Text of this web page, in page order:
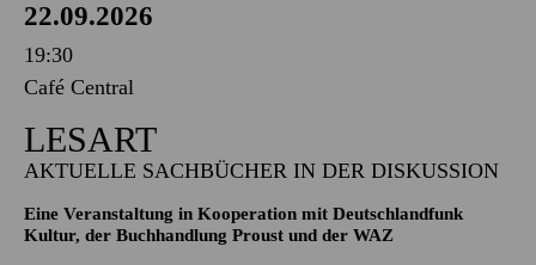
22.09.2026
19:30
Café Central
LESART
AKTUELLE SACHBÜCHER IN DER DISKUSSION
Eine Veranstaltung in Kooperation mit Deutschlandfunk
Kultur, der Buchhandlung Proust und der WAZ